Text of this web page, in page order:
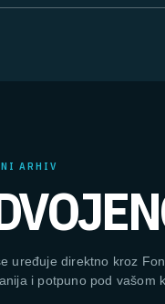
ARHIV
uređuje direktno kroz
i potpuno pod vašom